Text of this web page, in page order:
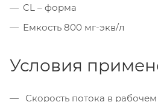
CL – форма
Емкость 800 мг-экв/л
Условия
Скорость потока в